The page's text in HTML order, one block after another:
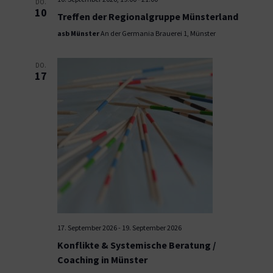
DO.
10 Treffen der Regionalgruppe Münsterland
asb MünsterAn der Germania Brauerei 1, Münster
DO.
17
17. September 2026- 19. September 2026
Konflikte & Systemische Beratung /
Coaching in Münster